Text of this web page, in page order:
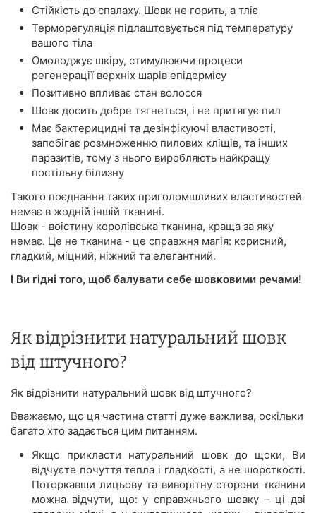
Стійкість до спалаху. Шовк не горить, а тліє
Терморегуляція підлаштовується під температуру
вашого тіла
Омолоджує шкіру, стимулюючи процеси
регенерації верхніх шарів епідермісу
Позитивно впливає стан волосся
Шовк досить добре тягнеться, і не притягує пил
Має бактерицидні та дезінфікуючі властивості,
запобігає розмноженню пилових кліщів, та інших
паразитів, тому з нього виробляють найкращу
постільну білизну
Такого поєднання таких приголомшливих властивостей
немає в жодній іншій тканині.
Шовк - воістину королівська тканина, краща за яку
немає. Це не тканина - це справжня магія: корисний,
гладкий, міцний, ніжний та елегантний.
І Ви гідні того, щоб балувати себе шовковими речами!
Як відрізнити натуральний шовк
від штучного?
Як відрізнити натуральний шовк від штучного?
Вважаємо, що ця частина статті дуже важлива, оскільки
багато хто задається цим питанням.
Якщо прикласти натуральний шовк до щоки, Ви
відчуєте почуття тепла і гладкості, а не шорсткості.
Поторкавши лицьову та виворітну сторони тканини
можна відчути, що: у справжнього шовку – ці дві